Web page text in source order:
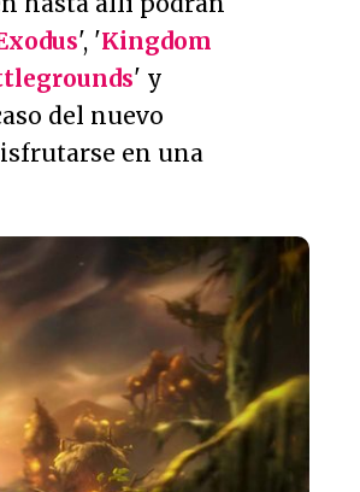
', 'Kingdom
' y
del nuevo
en una